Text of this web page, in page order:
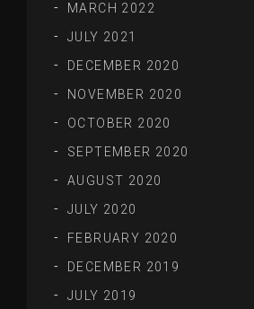
MARCH 2022
JULY 2021
DECEMBER 2020
NOVEMBER 2020
OCTOBER 2020
SEPTEMBER 2020
AUGUST 2020
JULY 2020
FEBRUARY 2020
DECEMBER 2019
JULY 2019